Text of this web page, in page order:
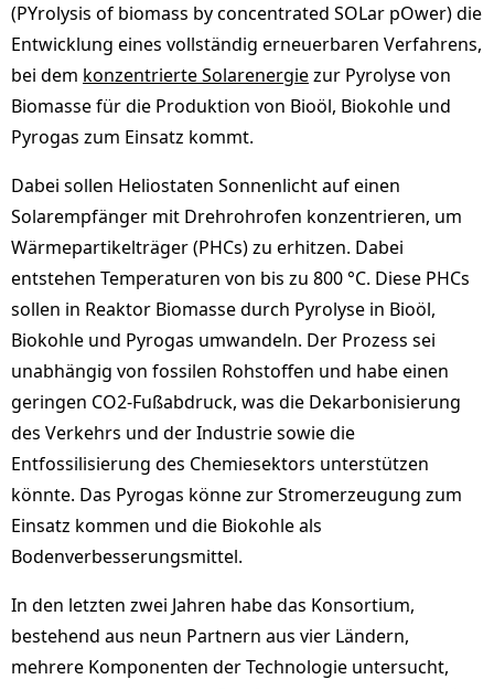
(PYrolysis of biomass by concentrated SOLar pOwer) die
Entwicklung eines vollständig erneuerbaren Verfahrens,
bei dem konzentrierte Solarenergiezur Pyrolyse von
Biomasse für die Produktion von Bioöl, Biokohle und
Pyrogas zum Einsatz kommt.
Dabei sollen Heliostaten Sonnenlicht auf einen
Solarempfänger mit Drehrohrofen konzentrieren, um
Wärmepartikelträger (PHCs) zu erhitzen. Dabei
entstehen Temperaturen von bis zu 800 °C. Diese PHCs
sollen in Reaktor Biomasse durch Pyrolyse in Bioöl,
Biokohle und Pyrogas umwandeln. Der Prozess sei
unabhängig von fossilen Rohstoffen und habe einen
geringen CO2-Fußabdruck, was die Dekarbonisierung
des Verkehrs und der Industrie sowie die
Entfossilisierung des Chemiesektors unterstützen
könnte. Das Pyrogas könne zur Stromerzeugung zum
Einsatz kommen und die Biokohle als
Bodenverbesserungsmittel.
In den letzten zwei Jahren habe das Konsortium,
bestehend aus neun Partnern aus vier Ländern,
mehrere Komponenten der Technologie untersucht,